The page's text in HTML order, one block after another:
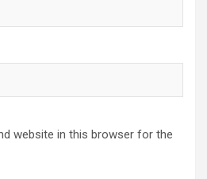
website in this browser for the